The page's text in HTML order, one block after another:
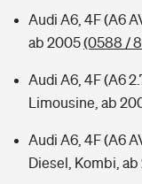
Audi A6, 4F (A6
ab 2005(0588 /
Audi A6, 4F (A6
Limousine, ab
Audi A6, 4F (A6
Diesel, Kombi,